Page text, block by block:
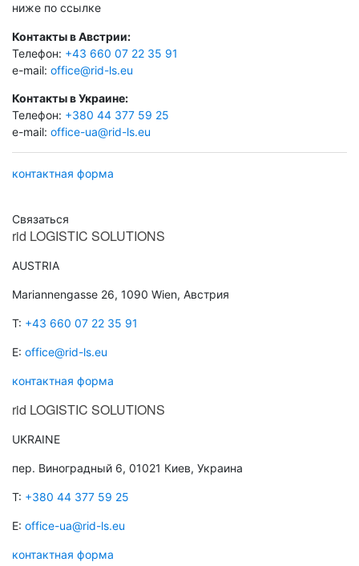
ниже по ссылке
Контакты в Австрии:
Телефон: +43 660 07 22 35 91
e-mail: office@rid-ls.eu
Контакты в Украине:
Телефон: +380 44 377 59 25
e-mail: office-ua@rid-ls.eu
контактная форма
Связаться
rid LOGISTIC SOLUTIONS
AUSTRIA
Mariannengasse 26, 1090 Wien, Австрия
T: +43 660 07 22 35 91
E: office@rid-ls.eu
контактная форма
rid LOGISTIC SOLUTIONS
UKRAINE
пер. Виноградный 6, 01021 Киев, Украина
T: +380 44 377 59 25
E: office-ua@rid-ls.eu
контактная форма